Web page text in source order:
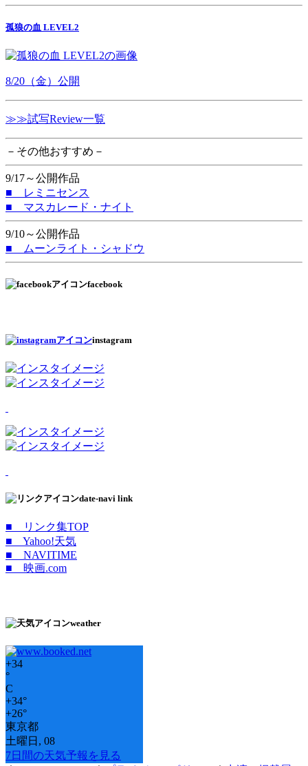
孤狼の血 LEVEL2
8/20（金）公開
≫≫試写Review一覧
－その他おすすめ－
9/17～公開作品
■ レミニセンス
■ マスカレード・ナイト
9/10～公開作品
■ ムーンライト・シャドウ
facebook
instagram
date-navi link
■ リンク集TOP
■ Yahoo!天気
■ NAVITIME
■ 映画.com
weather
+34
°
C
+34°
+26°
東京都
土曜日, 08
7日間の天気予報を見る